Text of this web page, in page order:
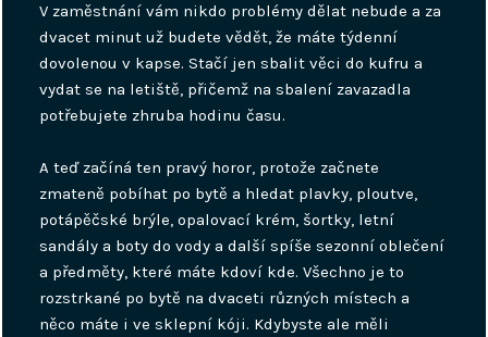
V zaměstnání vám nikdo problémy dělat nebude a za
dvacet minut už budete vědět, že máte týdenní
dovolenou v kapse. Stačí jen sbalit věci do kufru a
vydat se na letiště, přičemž na sbalení zavazadla
potřebujete zhruba hodinu času.
A teď začíná ten pravý horor, protože začnete
zmateně pobíhat po bytě a hledat plavky, ploutve,
potápěčské brýle, opalovací krém, šortky, letní
sandály a boty do vody a další spíše sezonní oblečení
a předměty, které máte kdoví kde. Všechno je to
rozstrkané po bytě na dvaceti různých místech a
něco máte i ve sklepní kóji. Kdybyste ale měli